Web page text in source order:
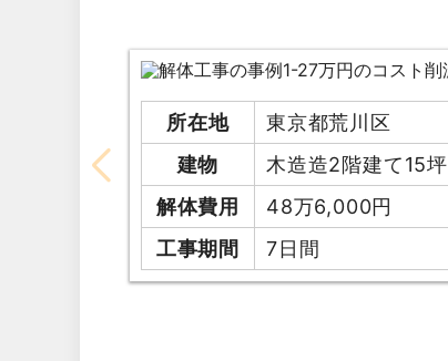
所在地
東京都荒川区
建物
木造造2階建て15坪
解体費用
48万6,000円
工事期間
7日間